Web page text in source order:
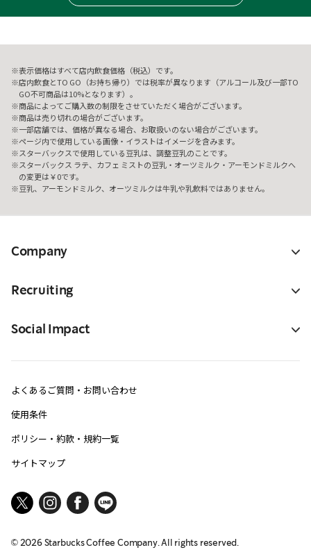
表示価格はすべて店内飲食価格（税込）です。
店内飲食とTO GO（お持ち帰り）では税率が異なります（アルコール及び一部TO
GO不可商品は10%となります）。
商品によってご購入数の制限をさせていただく場合がございます。
商品は売り切れの場合がございます。
一部店舗では、価格が異なる場合、お取扱いのない場合がございます。
ページ内で使用している画像・イラストはイメージを含みます。
スターバックスで使用している豆乳は、調整豆乳のことです。
スターバックス ラテ、カフェ ミストの豆乳・オーツミルク・アーモンドミルクへ
の変更は￥0です。
豆乳、アーモンドミルク、オーツミルクは牛乳や乳飲料ではありません。
Company
Recruiting
Social Impact
よくあるご質問・お問い合わせ
使用条件
ポリシー・約款・規約一覧
サイトマップ
© 2026Starbucks Coffee Company. All rights reserved.